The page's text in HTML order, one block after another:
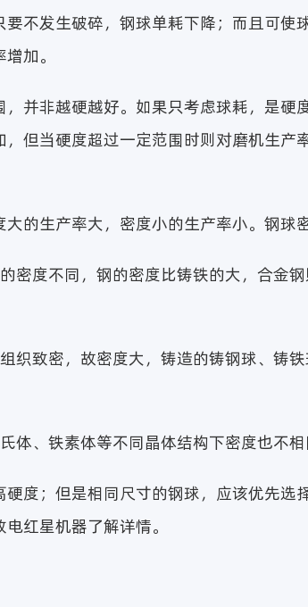
不发生破碎，钢球单耗下降；而且可使
加。
并非越硬越好。如果只考虑球耗，是硬
但当硬度超过一定范围时则对磨机生产
的生产率大，密度小的生产率小。钢球
密度不同，钢的密度比铸铁的大，合金
织致密，故密度大，铸造的铸钢球、铸铁
体、铁素体等不同晶体结构下密度也不相
度；但是相同尺寸的钢球，应该优先选
红星机器了解详情。